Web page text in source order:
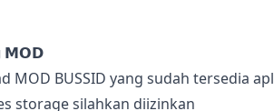
𝗠𝗢𝗗
MOD BUSSID yang sudah tersedia
storage silahkan diizinkan